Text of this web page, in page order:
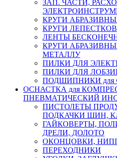
ЗАП. ЧАСТИ,
КРУГИ АБРАЗИВНЫЕ
КРУГИ
ЛЕНТЫ
КРУГИ
МЕТАЛЛУ
ПИЛКИ ДЛЯ
ПИЛКИ ДЛЯ
ПОДШИПНИКИ для
ОСНАСТКА для
ПНЕВМАТИЧЕСКИЙ
ПИСТОЛЕТЫ
ПОДКАЧКИ ШИН,
ГАЙКОВЕРТЫ,
ДРЕЛИ, ДОЛОТО
ОКОНЦОВКИ,
ПЕРЕХОДНИКИ